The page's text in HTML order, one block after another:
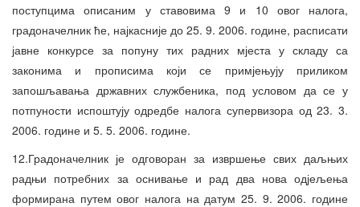
поступцима описаним у ставовима 9 и 10 овог налога,
градоначелник ће, најкасније до 25. 9. 2006. године, расписати
јавне конкурсе за попуну тих радних мјеста у складу са
законима и прописима који се примјењују приликом
запошљавања државних службеника, под условом да се у
потпуности испоштују одредбе налога супервизора од 23. 3.
2006. године и 5. 5. 2006. године.
12.Градоначелник је одговоран за извршење свих даљњих
радњи потребних за оснивање и рад два нова одјељења
формирана путем овог налога на датум 25. 9. 2006. године